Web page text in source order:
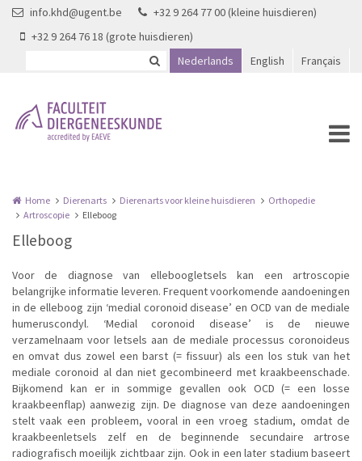
Overslaan en naar de inhoud gaan
info.khd@ugent.be
+32 9 264 77 00 (kleine huisdieren)
+32 9 264 76 18 (grote huisdieren)
Nederlands
English Français
Home Dierenarts Dierenarts voor kleine huisdieren
Orthopedie
Artroscopie
Elleboog
Elleboog
Voor de diagnose van elleboogletsels kan een artroscopie
belangrijke informatie leveren. Frequent voorkomende aandoeningen
in de elleboog zijn ‘medial coronoid disease’ en OCD van de mediale
humeruscondyl. ‘Medial coronoid disease’ is de nieuwe
verzamelnaam voor letsels aan de mediale processus coronoideus
en omvat dus zowel een barst (= fissuur) als een los stuk van het
mediale coronoid al dan niet gecombineerd met kraakbeenschade.
Bijkomend kan er in sommige gevallen ook OCD (= een losse
kraakbeenflap) aanwezig zijn. De diagnose van deze aandoeningen
stelt vaak een probleem, vooral in een vroeg stadium, omdat de
kraakbeenletsels zelf en de beginnende secundaire artrose
radiografisch moeilijk zichtbaar zijn. Ook in een later stadium baseert